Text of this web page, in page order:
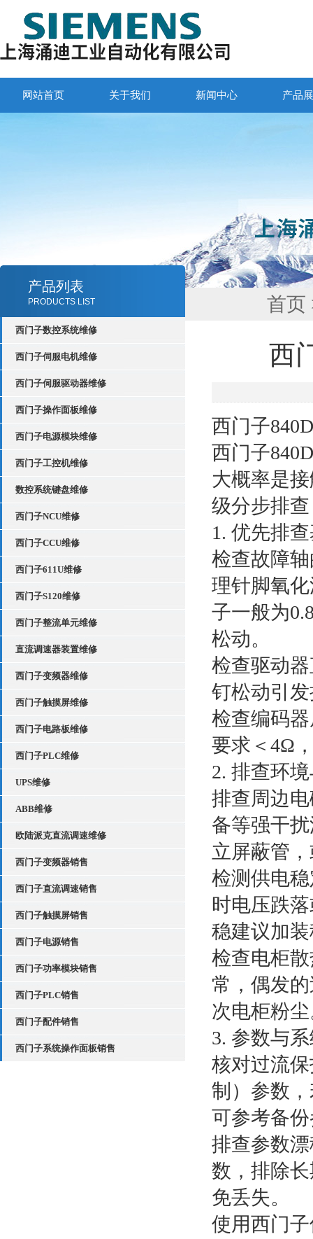
网站首页 关于我们 新闻中心 产品
产品列表
PRODUCTS LIST
西门子数控系统维修
西门子伺服电机维修
西门子伺服驱动器维修
西门子操作面板维修
西门子电源模块维修
西门子工控机维修
数控系统键盘维修
西门子NCU维修
西门子CCU维修
西门子611U维修
西门子S120维修
西门子整流单元维修
直流调速器装置维修
西门子变频器维修
西门子触摸屏维修
西门子电路板维修
西门子PLC维修
UPS维修
ABB维修
欧陆派克直流调速维修
西门子变频器销售
西门子直流调速销售
西门子触摸屏销售
西门子电源销售
西门子功率模块销售
西门子PLC销售
西门子配件销售
西门子系统操作面板销售
首页
西
西门子
西门子
大概率是
级分步排
1. 优先排
检查故障
理针脚氧
子一般为
松动。
检查驱动
钉松动引
检查编码
要求＜4Ω
2. 排查环
排查周边
备等强干
立屏蔽管
检测供电
时电压跌
稳建议加
检查电柜
常，偶发
次电柜粉
3. 参数与
核对过流
制）参数
可参考备
排查参数
数，排除
免丢失。
使用西门